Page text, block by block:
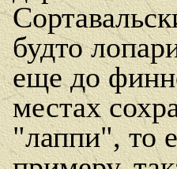
будто
еще до
местах
"лаппи", то